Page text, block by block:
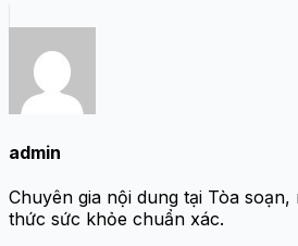
admin
Chuyên gia nội dung tại Tòa
thức sức khỏe chuẩn xác.